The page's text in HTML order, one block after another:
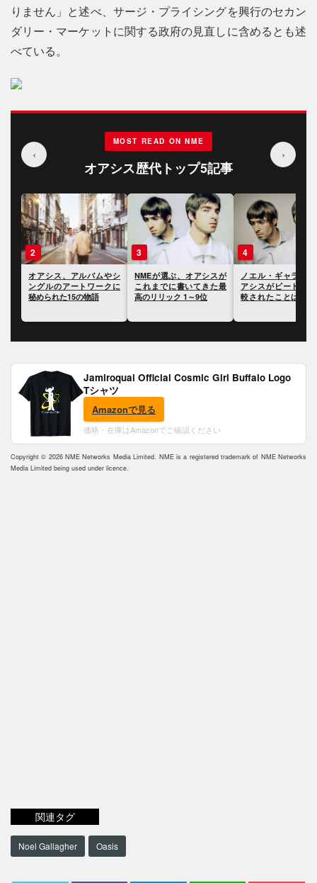
りません」と述べ、サージ・プライシングを興行のセカン
ダリー・マーケットに関する政府の見直しに含めるとも述
べている。
‹
MOST READ ON NME
オアシス歴代トップ5記事
›
3
NMEが選ぶ、オアシスが
これまでに書いてきた最
高のリリック 1～9位
4
ノエル・ギャラガー、オ
アシスがビートルズと比
較されたことは「きまり
5
ポール・マッカー
ー、オアシスのキ
における最大の過
Jamiroquai Official Cosmic Girl Buffalo Logo
Tシャツ
Amazonで見る
価格・在庫はAmazonでご確認ください
Copyright © 2026 NME Networks Media Limited. NME is a registered trademark of NME Networks
Media Limited being used under licence.
関連タグ
Noel Gallagher Oasis